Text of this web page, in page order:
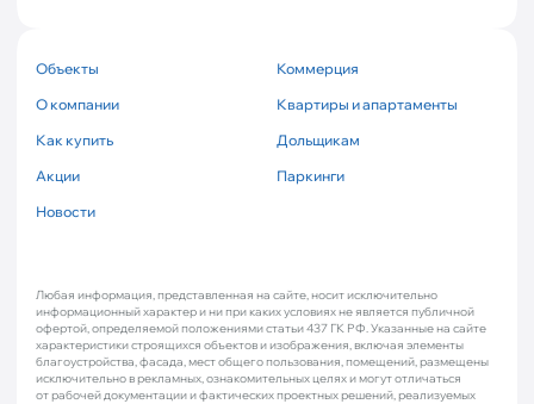
Объекты
О компании
Как купить
Акции
Новости
Коммерция
Квартиры и апартаменты
Дольщикам
Паркинги
Любая информация, представленная на сайте, носит исключительно
информационный характер и ни при каких условиях не является публичной
офертой, определяемой положениями статьи 437 ГК РФ. Указанные на сайте
характеристики строящихся объектов и изображения, включая элементы
благоустройства, фасада, мест общего пользования, помещений, размещены
исключительно в рекламных, ознакомительных целях и могут отличаться
от рабочей документации и фактических проектных решений, реализуемых